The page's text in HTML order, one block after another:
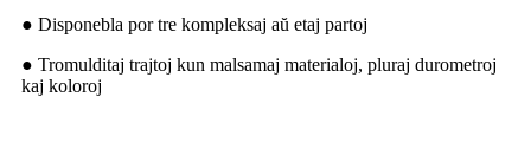
● Disponebla por tre kompleksaj aŭ etaj partoj
● Tromulditaj trajtoj kun malsamaj materialoj, pluraj durometroj
kaj koloroj